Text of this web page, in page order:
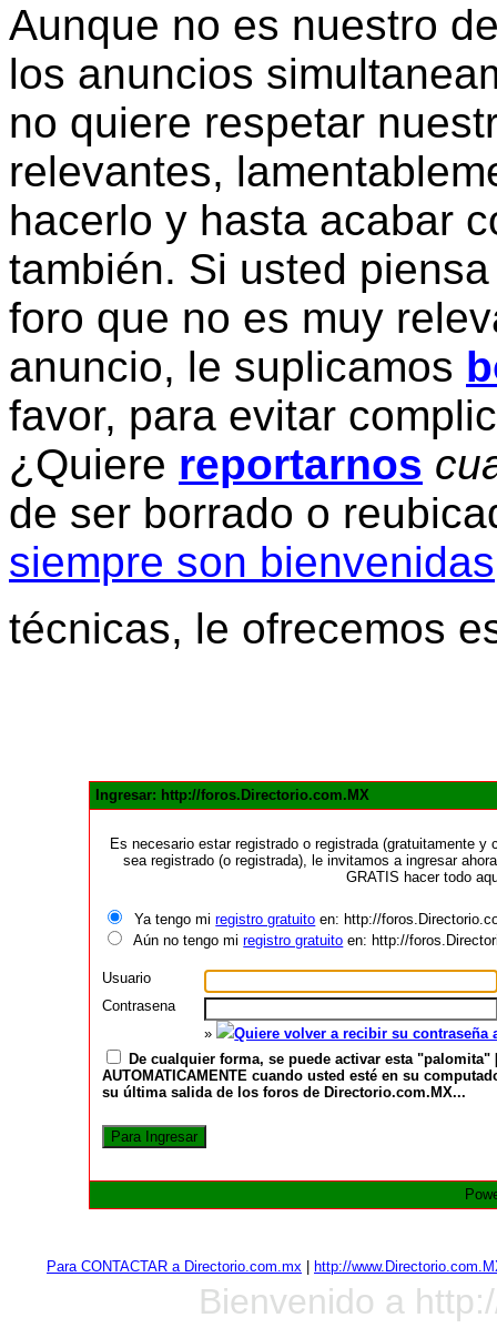
Aunque no es nuestro
los anuncios
no quiere respetar
relevantes,
hacerlo y hasta acabar
también. Si usted
foro que no es muy
anuncio, le suplicamos
favor, para evitar
¿Quiere reportarnos
de ser borrado o
siempre son bienvenidas
técnicas, le ofrecemos
Ingresar: http://foros.Directorio.com.MX
Es necesario estar registrado o registrada (gratuitamente
sea registrado (o registrada), le invitamos a ingresar
GRATIS hacer todo
Ya tengo miregistro gratuito en: http://
Aún no tengo miregistro gratuito en: http://
Usuario
Contrasena
»
Quiere volver a recibir su
De cualquier forma, se puede activar esta
AUTOMATICAMENTE cuando usted esté en su
su última salida de los foros de Directorio.com.MX...
Para CONTACTAR a Directorio.com.mx http://
Bienvenido a